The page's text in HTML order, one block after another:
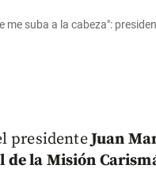
me suba a la cabeza":
presidenteJuan
de la Misión